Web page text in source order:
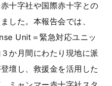
十字社や国際赤十字との
した。本報告会では、
Unit＝緊急対応ユニッ
か月間にわたり現地に派
壇し、救援金を活用した